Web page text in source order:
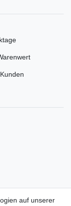
auf unserer